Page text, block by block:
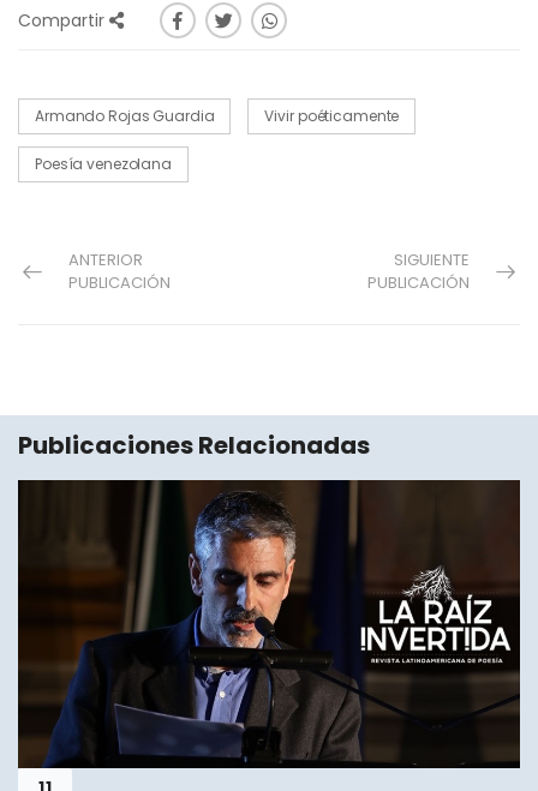
Compartir
Armando Rojas Guardia Vivir poéticamente
Poesía venezolana
ANTERIOR
PUBLICACIÓN
SIGUIENTE
PUBLICACIÓN
Publicaciones Relacionadas
11
Ene